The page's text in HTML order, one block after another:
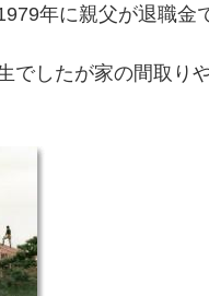
年に親父が退職金
でしたが家の間取り